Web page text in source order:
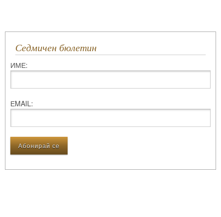
Седмичен бюлетин
ИМЕ:
ЕMAIL: